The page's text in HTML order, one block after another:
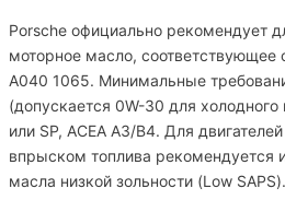
Porsche официально рекомендует
моторное масло, соответствующее
A040 1065. Минимальные
(допускается 0W-30 для холодного
или SP, ACEA A3/B4. Для
впрыском топлива рекомендуется
масла низкой зольности (Low SAPS).